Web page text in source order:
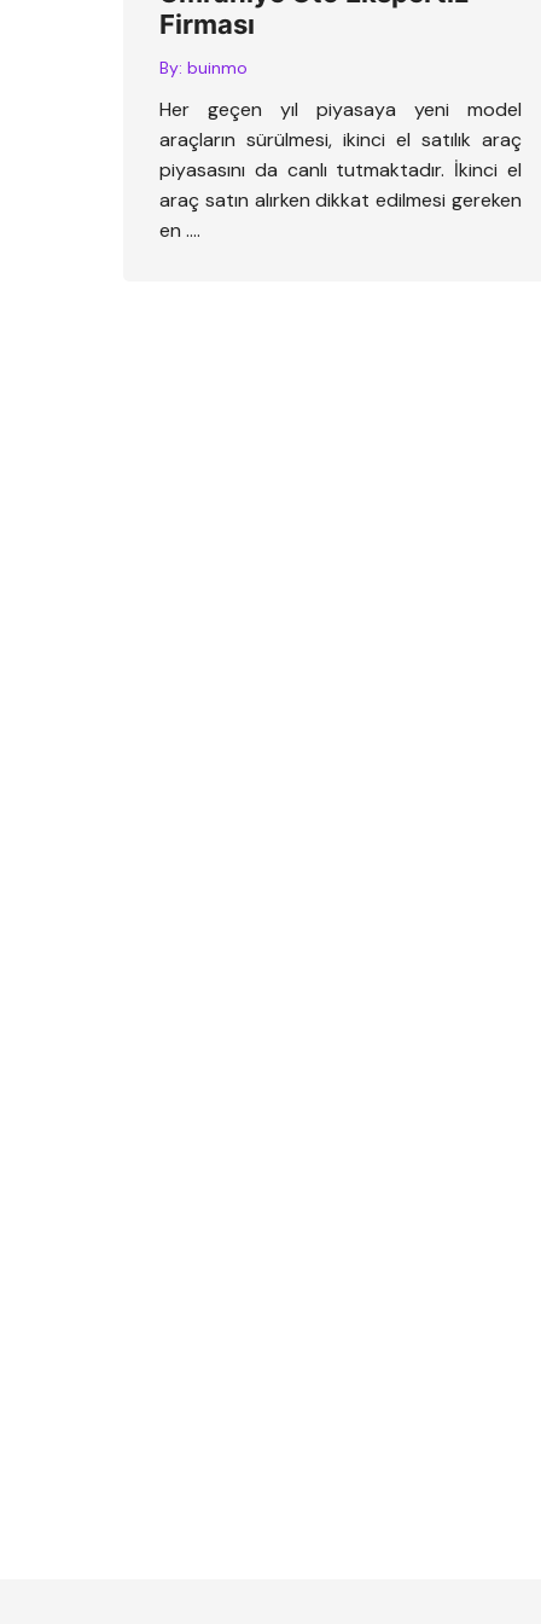
Firması
By: buinmo
Her geçen yıl piyasaya yeni model
araçların sürülmesi, ikinci el satılık araç
piyasasını da canlı tutmaktadır. İkinci el
araç satın alırken dikkat edilmesi gereken
en ….